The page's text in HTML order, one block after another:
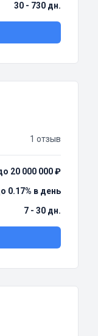
30 - 730 дн.
1 отзыв
20 000 000 ₽
0.17% в день
7 - 30 дн.